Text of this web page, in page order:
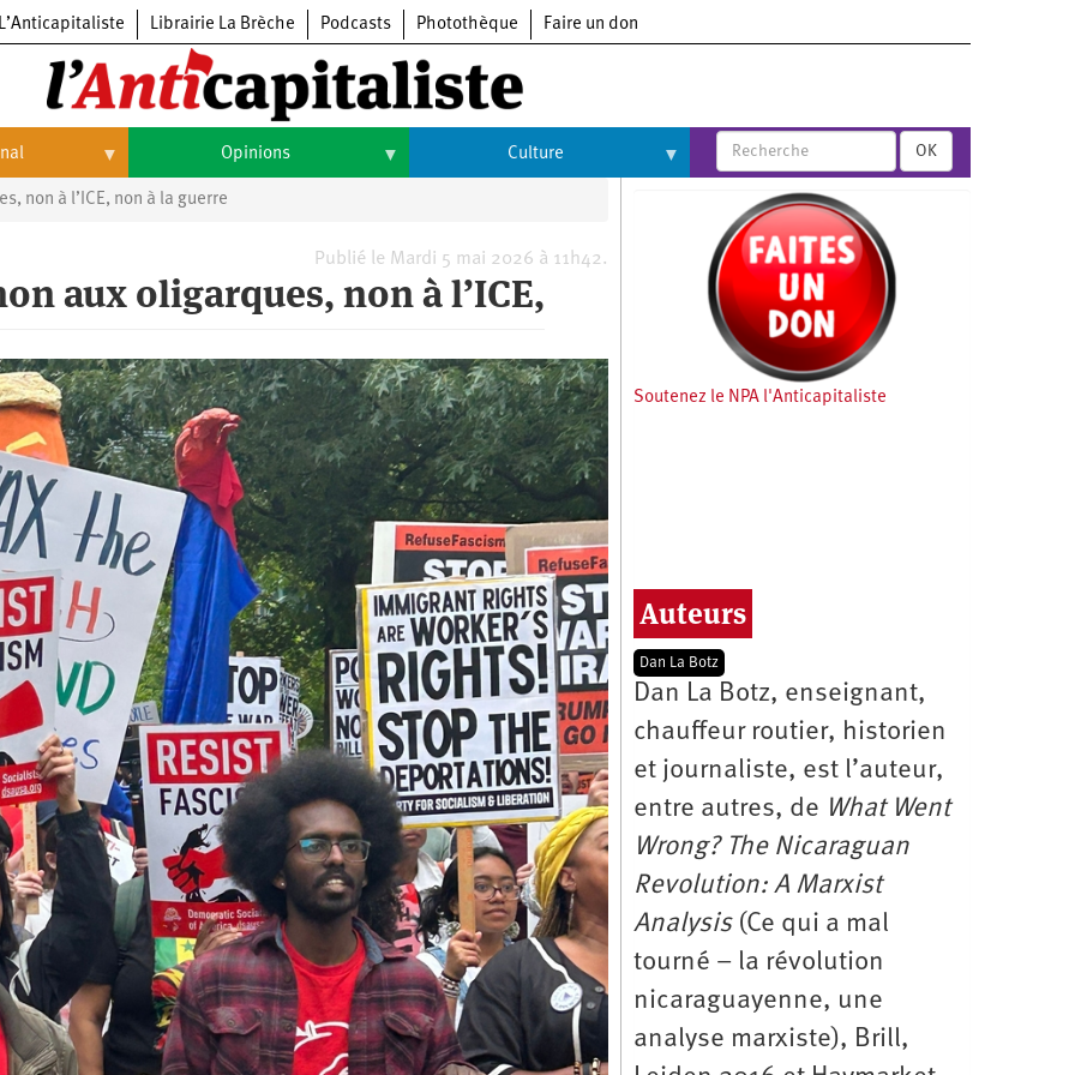
L’Anticapitaliste Librairie La Brèche Podcasts Photothèque Faire un don
Opinions
Opinions
Culture
Arts
Cinéma
Expositions
Livres
Musique
OK
non à l’ICE, non à la guerre
Publié le Mardi 5 mai 2026 à 11h42.
aux oligarques, non à l’ICE,
Soutenez le NPA l'Anticapitaliste
Auteurs
Dan La Botz
Dan La Botz, enseignant,
chauffeur routier, historien
et journaliste, est l’auteur,
entre autres, de What Went
Wrong? The Nicaraguan
Revolution: A Marxist
Analysis(Ce qui a mal
tourné – la révolution
nicaraguayenne, une
analyse marxiste), Brill,